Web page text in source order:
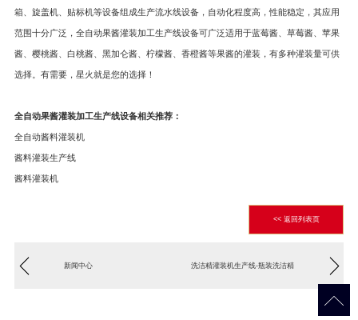
箱、旋盖机、贴标机等设备组成生产流水线设备，自动化程度高，性能稳定，其应用
范围十分广泛，全自动果酱灌装加工生产线设备可广泛适用于蓝莓酱、草莓酱、苹果
酱、樱桃酱、白桃酱、黑加仑酱、柠檬酱、香橙酱等果酱的灌装，有多种灌装量可供
选择。有需要，星火就是您的选择！
全自动果酱灌装加工生产线设备相关推荐：
全自动酱料灌装机
酱料灌装生产线
酱料灌装机
<< 返回列表页
新闻中心 洗洁精灌装机生产线-瓶装洗洁精